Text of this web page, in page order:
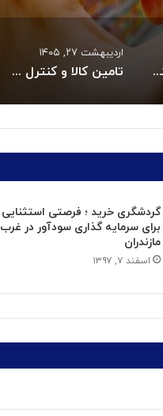
مجلس و دولت متعهد به حل بحران دارو و تجهیزات پزشکی شدند
اردیبهشت ۲۷, ۱۴۰۵
تامین کالا و کنترل قیمت هااز راهبردهای اصلی دولت است
گردشگری خرید ؛ فرصتی استثنایی
برای سرمایه گذاری سودآور در غرب
مازندران
اسفند ۷, ۱۳۹۷